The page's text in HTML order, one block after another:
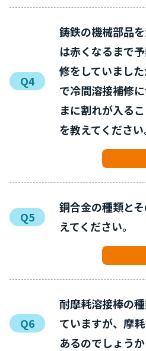
Q4
鋳鉄の機械部品
は赤くなるまで
修をしていまし
で冷間溶接補修
まに割れが入る
を教えてください
Q5
銅合金の種類と
えてください。
Q6
耐摩耗溶接棒の
ていますが、摩
あるのでしょうか